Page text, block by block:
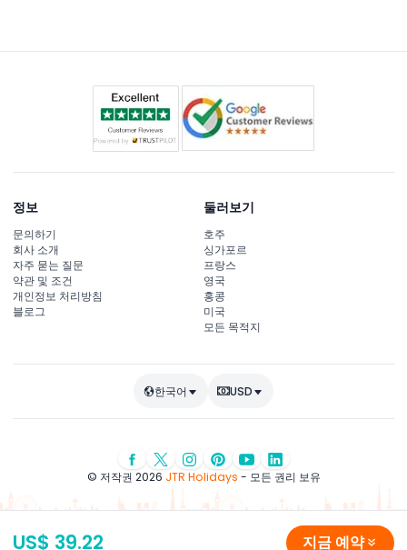
US$ 39.22 지금 예약
정보
문의하기
회사 소개
자주 묻는 질문
약관 및 조건
개인정보 처리방침
블로그
둘러보기
호주
싱가포르
프랑스
영국
홍콩
미국
모든 목적지
한국어 USD
© 저작권 2026 JTR Holidays - 모든 권리 보유